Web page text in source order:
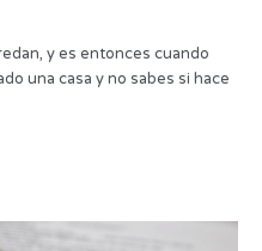
y es entonces cuando
una casa y no sabes si hace